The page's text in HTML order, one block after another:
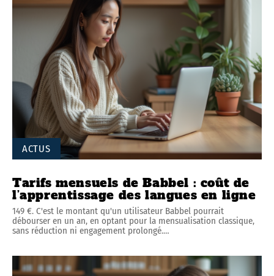
ACTUS
Tarifs mensuels de Babbel : coût de
l’apprentissage des langues en ligne
149 €. C'est le montant qu'un utilisateur Babbel pourrait
débourser en un an, en optant pour la mensualisation classique,
sans réduction ni engagement prolongé.…